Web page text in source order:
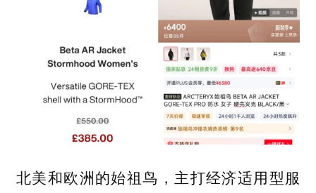
北美和欧洲的始祖鸟，主打经济适用型服